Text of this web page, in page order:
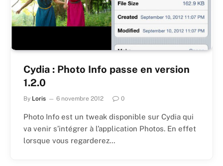
Cydia : Photo Info passe en version
1.2.0
By Loris 6 novembre 2012 0
Photo Info est un tweak disponible sur Cydia qui
va venir s’intégrer à l’application Photos. En effet
lorsque vous regarderez…